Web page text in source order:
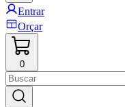
Entrar
Orçar
0